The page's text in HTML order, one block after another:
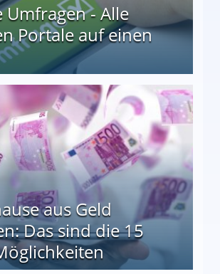
Umfragen - Alle
Portale auf einen
aus Geld
Das sind die 15